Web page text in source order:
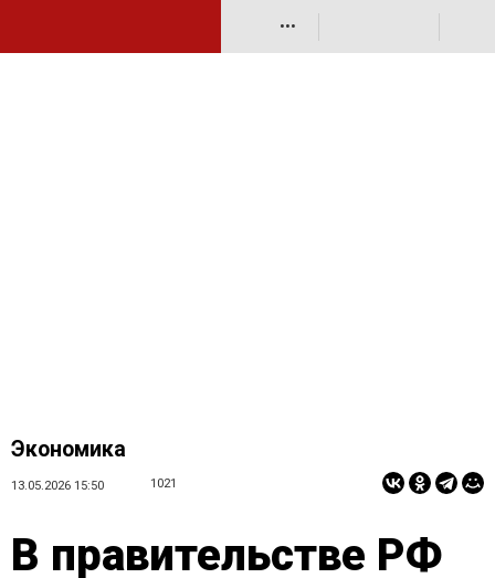
•••
Экономика
13.05.2026 15:50 1021
В правительстве РФ